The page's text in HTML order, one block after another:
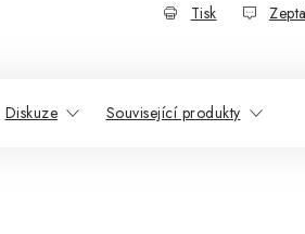
Tisk
Diskuze Související produkty